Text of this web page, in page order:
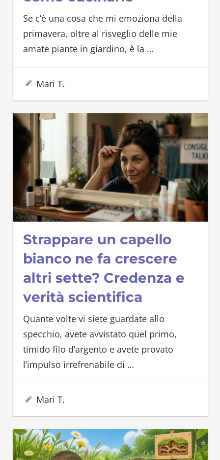
Se c’è una cosa che mi emoziona della
primavera, oltre al risveglio delle mie
amate piante in giardino, è la …
28 Giugno 2026
Mari T.
Strappare un capello
bianco ne fa crescere
altri sette? Credenza e
verità scientifica
Quante volte vi siete guardate allo
specchio, avete avvistato quel primo,
timido filo d’argento e avete provato
l’impulso irrefrenabile di …
21 Giugno 2026
Mari T.